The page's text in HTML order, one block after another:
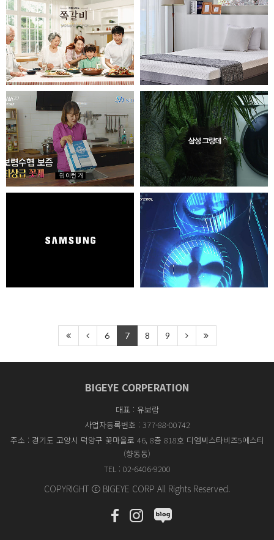
6 7 8 9
BIGEYE CORPERATION
대표 : 유보람
사업자등록번호 : 377-88-00742
주소 : 경기도 고양시 덕양구 꽃마을로 46, 8층 818호 디엠씨스타비즈5에스티
(향동동)
TEL : 02-6406-9200
COPYRIGHT ⓒ BIGEYE CORP All Rights Reserved.